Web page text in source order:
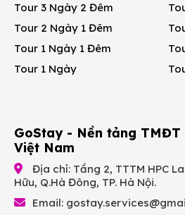
Tour 3 Ngày 2 Đêm
Tour 2 Ngày 1 Đêm
Tour 1 Ngày 1 Đêm
Tour 1 Ngày
GoStay - Nền tảng
Việt Nam
Địa chỉ: Tầng 2, TTTM HPC
Hữu, Q.Hà Đông, TP. Hà Nội.
Email: